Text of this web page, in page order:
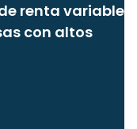
renta variable
con altos